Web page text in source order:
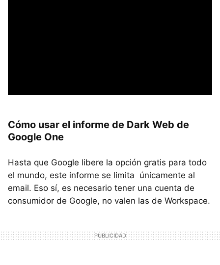
Cómo usar el informe de Dark Web de
Google One
Hasta que Google libere la opción gratis para todo
el mundo, este informe se limita únicamente al
email. Eso sí, es necesario tener una cuenta de
consumidor de Google, no valen las de Workspace.